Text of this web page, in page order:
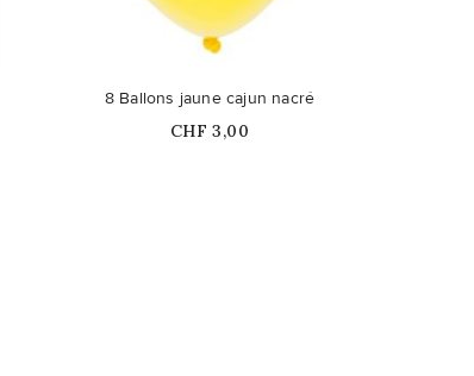
8 Ballons jaune cajun nacré
Prix
CHF 3,00